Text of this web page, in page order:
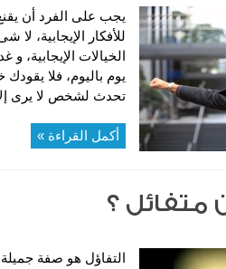
يجب على الفرد أن
للأفكار الإيجابية، لا
الخيالات الإيجابية،
يوم باليوم، فلا
تحدث لشخص لا يرى
أكمل القراءة »
متفائل ؟
التفاؤل هو صفة